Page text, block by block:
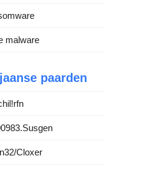
malware
paarden
Cloxer